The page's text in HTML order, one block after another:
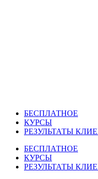
БЕСПЛАТНОЕ
КУРСЫ
РЕЗУЛЬТАТЫ
БЕСПЛАТНОЕ
КУРСЫ
РЕЗУЛЬТАТЫ